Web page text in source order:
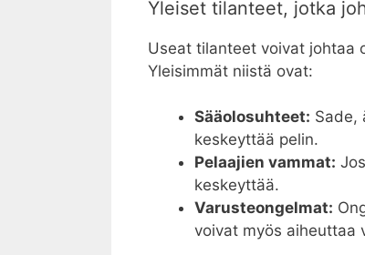
Yleiset tilanteet, jotka
Useat tilanteet voivat johtaa
Yleisimmät niistä ovat:
Sääolosuhteet: Sade,
keskeyttää pelin.
Pelaajien vammat:
keskeyttää.
Varusteongelmat:
voivat myös aiheuttaa